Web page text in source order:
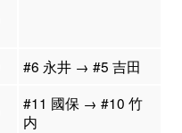
#6 永井 → #5 吉田
#11 國保 → #10 竹
内